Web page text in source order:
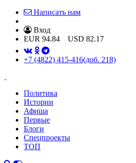
Написать нам
Вход
EUR 94.84 USD 82.17
+7 (4822) 415-416(доб. 218)
Политика
Истории
Афиша
Первые
Блоги
Спецпроекты
ТОП